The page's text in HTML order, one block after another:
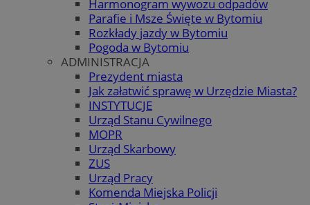
Harmonogram wywozu odpadów
Parafie i Msze Święte w Bytomiu
Rozkłady jazdy w Bytomiu
Pogoda w Bytomiu
ADMINISTRACJA
Prezydent miasta
Jak załatwić sprawę w Urzędzie Miasta?
INSTYTUCJE
Urząd Stanu Cywilnego
MOPR
Urząd Skarbowy
ZUS
Urząd Pracy
Komenda Miejska Policji